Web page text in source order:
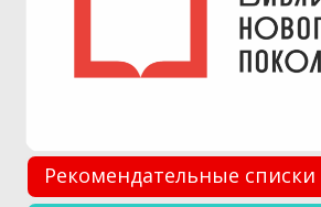
Рекомендательные списки